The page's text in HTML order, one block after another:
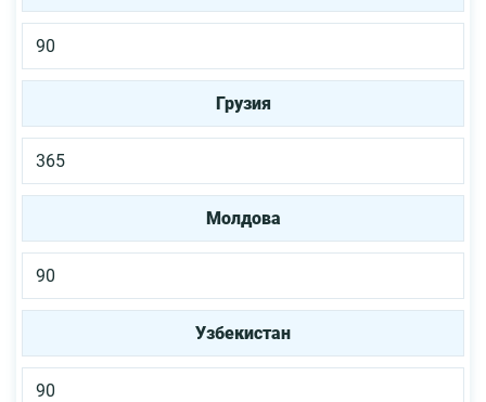
90
Грузия
365
Молдова
90
Узбекистан
90